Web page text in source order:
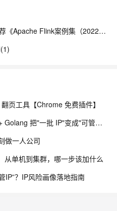
【藏经阁一起读（27）】本周推荐《Apache Flink案例集（2022版）》，你有哪些心得？
页工具【Chrome 免费插件】
代理IP池搭建与维护：用 Redis + Golang 把"一批 IP"变成"可管理的池"
做一人公司
从单机到集群，哪一步该加什么
IP”？IP风险画像落地指南